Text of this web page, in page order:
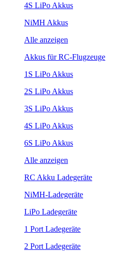
4S LiPo Akkus
NiMH Akkus
Alle anzeigen
Akkus für RC-Flugzeuge
1S LiPo Akkus
2S LiPo Akkus
3S LiPo Akkus
4S LiPo Akkus
6S LiPo Akkus
Alle anzeigen
RC Akku Ladegeräte
NiMH-Ladegeräte
LiPo Ladegeräte
1 Port Ladegeräte
2 Port Ladegeräte